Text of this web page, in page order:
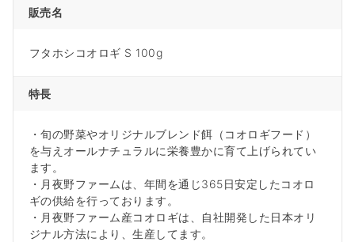
販売名
フタホシコオロギ S 100g
特長
・旬の野菜やオリジナルブレンド餌（コオロギフード）
を与えオールナチュラルに栄養豊かに育て上げられてい
ます。
・月夜野ファームは、年間を通じ365日安定したコオロ
ギの供給を行っております。
・月夜野ファーム産コオロギは、自社開発した日本オリ
ジナル方法により、生産してます。